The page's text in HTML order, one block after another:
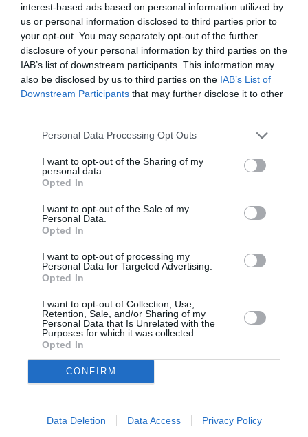
interest-based ads based on personal information utilized by
us or personal information disclosed to third parties prior to
your opt-out. You may separately opt-out of the further
disclosure of your personal information by third parties on the
IAB’s list of downstream participants. This information may
also be disclosed by us to third parties on the IAB’s List of
Downstream Participants that may further disclose it to other
Personal Data Processing Opt Outs
I want to opt-out of the Sharing of my
personal data.
Opted In
I want to opt-out of the Sale of my
Personal Data.
Opted In
I want to opt-out of processing my
Personal Data for Targeted Advertising.
Opted In
I want to opt-out of Collection, Use,
Retention, Sale, and/or Sharing of my
Personal Data that Is Unrelated with the
Purposes for which it was collected.
Opted In
CONFIRM
Data Deletion Data Access Privacy Policy
ΜΟΥΣΙΚΗ / ΜΟΥΣΙΚΑ
ΝΕΑ06.08.2026 | 20.02
Σταύρος
Ξαρχάκος:
Ταξίδι στο
φως στο
Θέατρο
Λυκαβηττού
ΘΕΑΤΡΟ - ΧΟΡΟΣ /
Unknown*
[Αγνώστου
Καλλιτέχνη*]
*Η Ήβη ήταν
Παγκόσμια
πρεμιέρα στο
Δημοτικό
Θέατρο
Πειραιά
ΜΟΥΣΙΚΗ / ΜΟΥΣΙΚΑ
ΝΕΑ06.08.2026 | 18.01
Η Μουσική
Τεχνόπολη